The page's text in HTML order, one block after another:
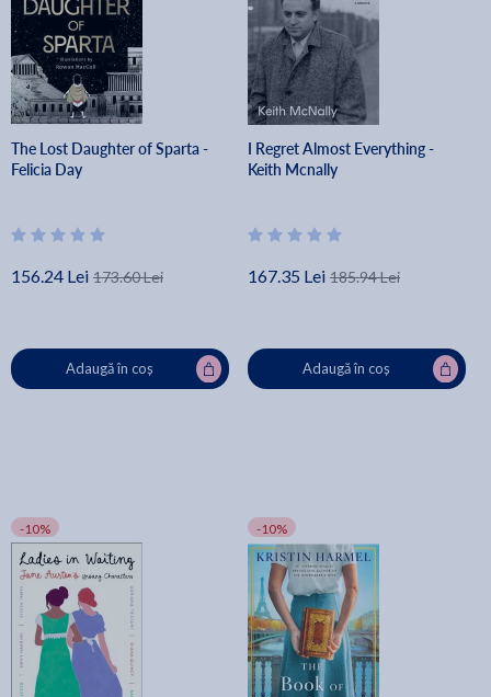
The Lost Daughter of Sparta -
Felicia Day
156.24 Lei 173.60 Lei
Adaugă în coș
I Regret Almost Everything -
Keith Mcnally
167.35 Lei 185.94 Lei
Adaugă în coș
-10% -10%